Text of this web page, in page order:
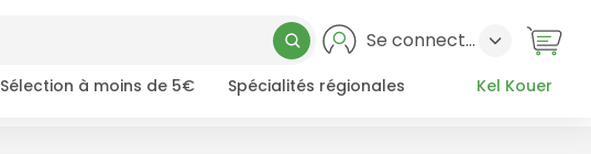
Se connecter
Sélection à moins de 5€
Spécialités régionales
Kel Kouer